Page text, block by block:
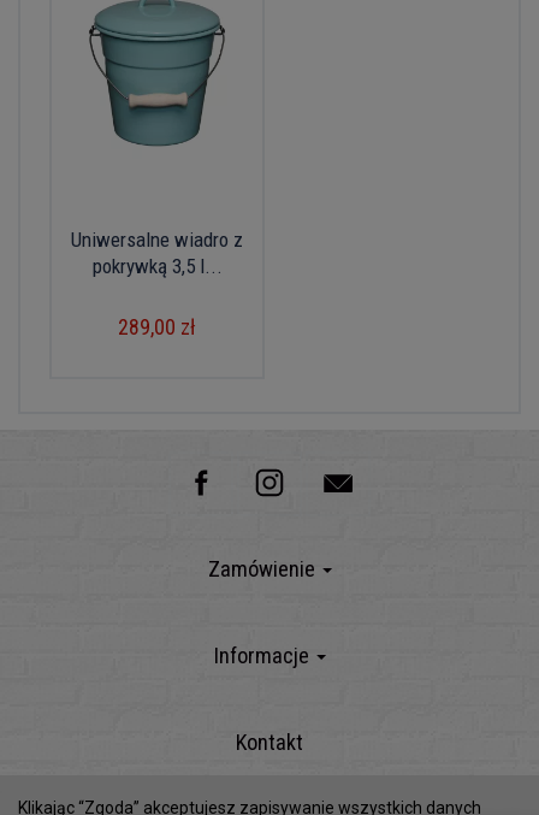
Uniwersalne wiadro z
pokrywką 3,5 l...
289,00 zł
Zamówienie
Informacje
Kontakt
Klikając “Zgoda” akceptujesz zapisywanie wszystkich danych